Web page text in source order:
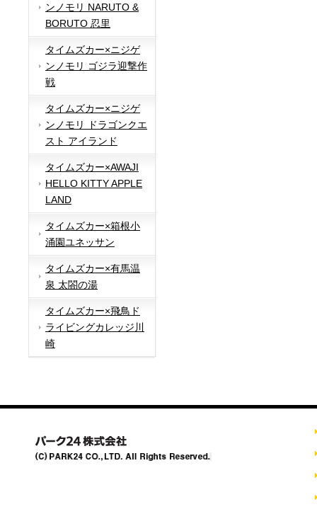
ンノモリ NARUTO &
BORUTO 忍里
タイムズカー×ニジゲ
ンノモリ ゴジラ迎撃作
戦
タイムズカー×ニジゲ
ンノモリ ドラゴンクエ
スト アイランド
タイムズカー×AWAJI
HELLO KITTY APPLE
LAND
タイムズカー×箱根小
涌園ユネッサン
タイムズカー×有馬温
泉 太閤の湯
タイムズカー×飛鳥ド
ライビングカレッジ川
崎